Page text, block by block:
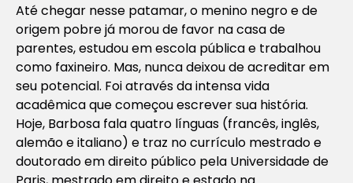
Até chegar nesse patamar, o menino negro e de
origem pobre já morou de favor na casa de
parentes, estudou em escola pública e trabalhou
como faxineiro. Mas, nunca deixou de acreditar em
seu potencial. Foi através da intensa vida
acadêmica que começou escrever sua história.
Hoje, Barbosa fala quatro línguas (francês, inglês,
alemão e italiano) e traz no currículo mestrado e
doutorado em direito público pela Universidade de